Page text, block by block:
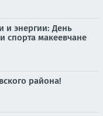
и энергии: День
спорта макеевчане
района!